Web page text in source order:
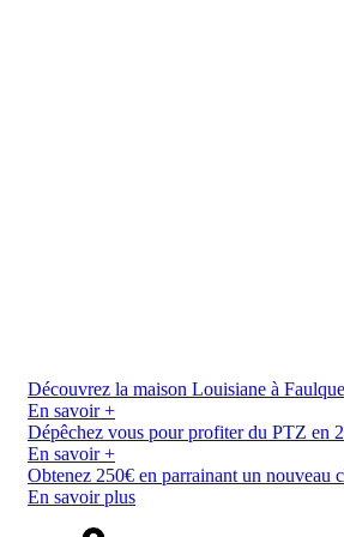
Découvrez la maison Louisiane à
En savoir +
Dépêchez vous pour profiter du PTZ en
En savoir +
Obtenez 250€ en parrainant un nouveau
En savoir plus